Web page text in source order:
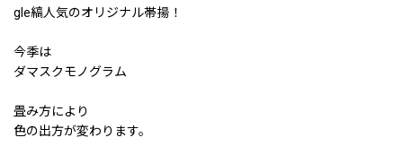
gle縞人気のオリジナル帯揚！
今季は
ダマスクモノグラム
畳み方により
色の出方が変わります。